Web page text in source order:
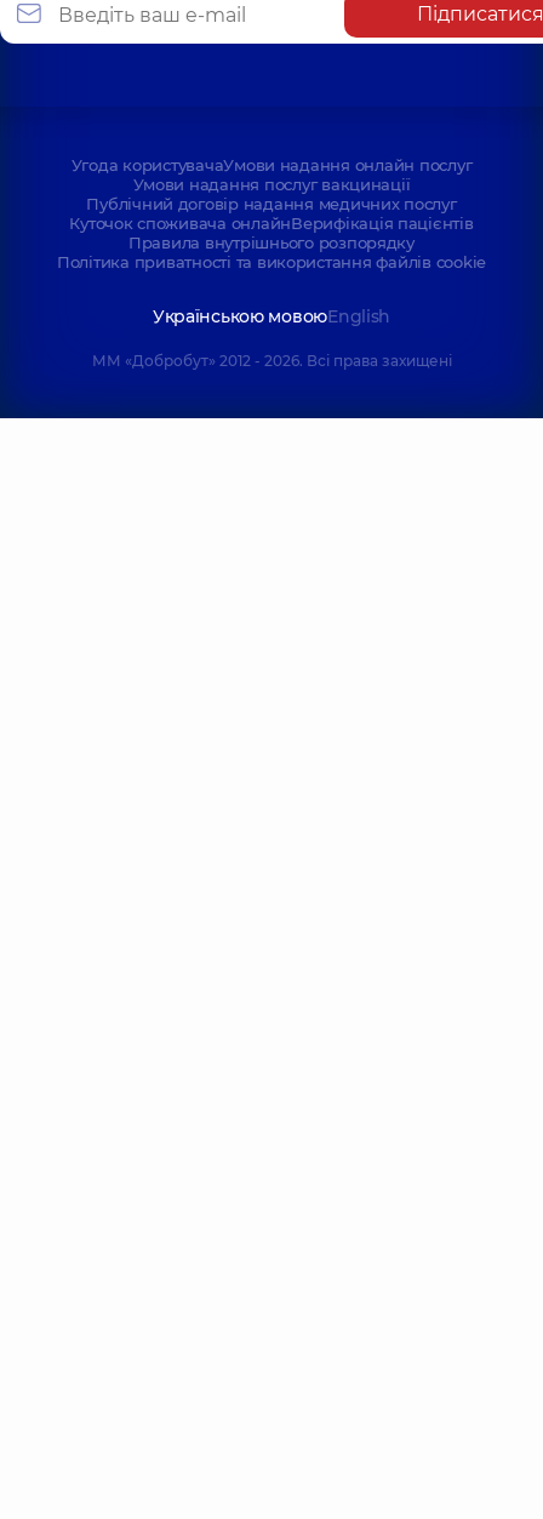
Підписатися
Угода користувачаУмови надання онлайн послуг
Умови надання послуг вакцинації
Публічний договір надання медичних послуг
Куточок споживача онлайнВерифікація пацієнтів
Правила внутрішнього розпорядку
Політика приватності та використання файлів cookie
Українською мовоюEnglish
ММ «Добробут» 2012 - 2026. Всі права захищені